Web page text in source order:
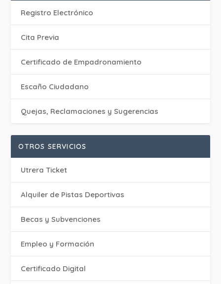
Registro Electrónico
Cita Previa
Certificado de Empadronamiento
Escaño Ciudadano
Quejas, Reclamaciones y Sugerencias
OTROS SERVICIOS
Utrera Ticket
Alquiler de Pistas Deportivas
Becas y Subvenciones
Empleo y Formación
Certificado Digital